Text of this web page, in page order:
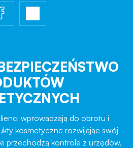
wprowadzają do obrotu i
kosmetyczne rozwijając swój
przechodzą kontrole z urzędów,